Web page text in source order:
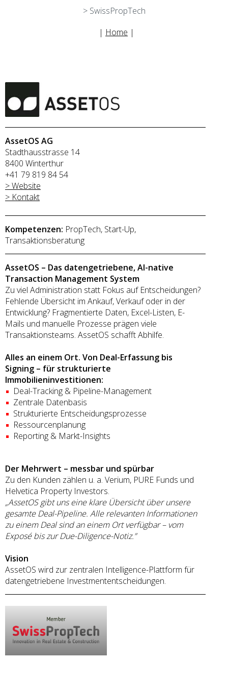
> SwissPropTech
| Home |
AssetOS AG
Stadthausstrasse 14
8400 Winterthur
+41 79 819 84 54
> Website
> Kontakt
Kompetenzen: PropTech, Start-Up,
Transaktionsberatung
AssetOS – Das datengetriebene, AI-native
Transaction Management System
Zu viel Administration statt Fokus auf Entscheidungen?
Fehlende Übersicht im Ankauf, Verkauf oder in der
Entwicklung? Fragmentierte Daten, Excel-Listen, E-
Mails und manuelle Prozesse prägen viele
Transaktionsteams. AssetOS schafft Abhilfe.
Alles an einem Ort. Von Deal-Erfassung bis
Signing – für strukturierte
Immobilieninvestitionen:
Deal-Tracking & Pipeline-Management
Zentrale Datenbasis
Strukturierte Entscheidungsprozesse
Ressourcenplanung
Reporting & Markt-Insights
Der Mehrwert – messbar und spürbar
Zu den Kunden zählen u. a. Verium, PURE Funds und
Helvetica Property Investors.
„AssetOS gibt uns eine klare Übersicht über unsere
gesamte Deal-Pipeline. Alle relevanten Informationen
zu einem Deal sind an einem Ort verfügbar – vom
Exposé bis zur Due-Diligence-Notiz.”
Vision
AssetOS wird zur zentralen Intelligence-Plattform für
datengetriebene Investmententscheidungen.